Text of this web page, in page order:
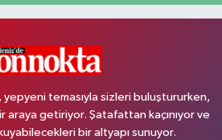
temasıyla sizleri buluştururken,
araya getiriyor. Şatafattan kaçınıyor ve
bir altyapı sunuyor.